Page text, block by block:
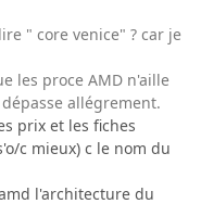
" core venice" ? car je
les proce AMD n'aille
allégrement.
prix et les fiches
c mieux) c le nom du
l'architecture du